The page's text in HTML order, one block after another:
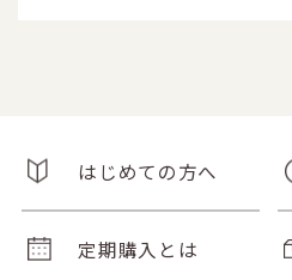
はじめての方へ
定期購入とは